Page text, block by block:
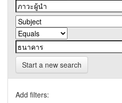
Start a new search
Add filters: